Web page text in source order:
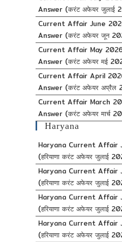
Answer (करंट अफेयर जुलाई
Current Affair June
Answer (करंट अफेयर जून
Current Affair May
Answer (करंट अफेयर मई
Current Affair April
Answer (करंट अफेयर अप्रैल
Current Affair March
Answer (करंट अफेयर मार्च
Haryana
Haryana Current Affair
(हरियाणा करंट अफेयर जुलाई
Haryana Current Affair
(हरियाणा करंट अफेयर जुलाई
Haryana Current Affair
(हरियाणा करंट अफेयर जुलाई
Haryana Current Affair
(हरियाणा करंट अफेयर जुलाई